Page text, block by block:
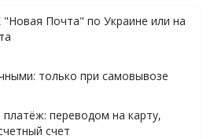
"Новая Почта" по Украине или на
только при самовывозе
платёж: переводом на карту,
счет